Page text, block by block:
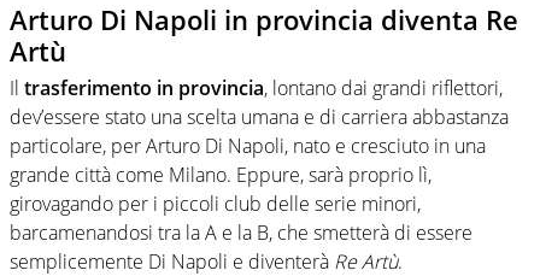
Arturo Di Napoli in provincia diventa Re
Artù
Il trasferimento in provincia, lontano dai grandi riflettori,
dev’essere stato una scelta umana e di carriera abbastanza
particolare, per Arturo Di Napoli, nato e cresciuto in una
grande città come Milano. Eppure, sarà proprio lì,
girovagando per i piccoli club delle serie minori,
barcamenandosi tra la A e la B, che smetterà di essere
semplicemente Di Napoli e diventerà Re Artù.